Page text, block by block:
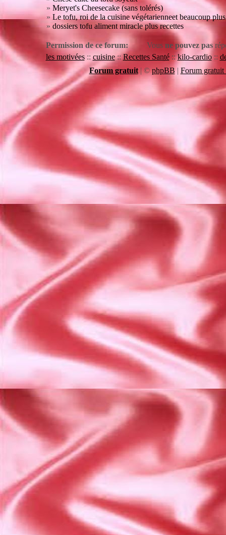
» Meryet's Cheesecake (sans tolérés)
» Le tofu, roi de la cuisine végétarienneet beaucoup plus
» dossiers tofu aliment miracle plus recettes
Permission de ce forum: Vous ne pouvez pas
les motivées:: cuisine::Recettes Santé::kilo-cardio::
Forum gratuit|© phpBB| Forum gratuit